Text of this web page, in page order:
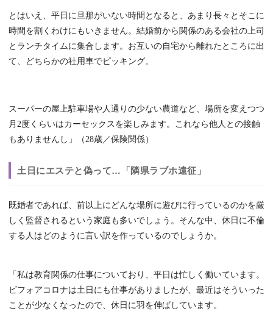
とはいえ、平日に旦那がいない時間となると、あまり長々とそこに
時間を割くわけにもいきません。結婚前から関係のある会社の上司
とランチタイムに集合します。お互いの自宅から離れたところに出
て、どちらかの社用車でピッキング。
スーパーの屋上駐車場や人通りの少ない農道など、場所を変えつつ
月2度くらいはカーセックスを楽しみます。これなら他人との接触
もありませんし」（28歳／保険関係）
土日にエステと偽って…「隣県ラブホ遠征」
既婚者であれば、前以上にどんな場所に遊びに行っているのかを厳
しく監督されるという家庭も多いでしょう。そんな中、休日に不倫
する人はどのように言い訳を作っているのでしょうか。
「私は教育関係の仕事についており、平日は忙しく働いています。
ビフォアコロナは土日にも仕事がありましたが、最近はそういった
ことが少なくなったので、休日に羽を伸ばしています。